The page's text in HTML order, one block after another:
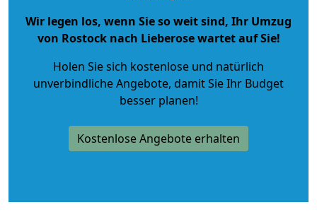
Wir legen los, wenn Sie so weit sind, Ihr Umzug
von Rostock nach Lieberose wartet auf Sie!
Holen Sie sich kostenlose und natürlich
unverbindliche Angebote, damit Sie Ihr Budget
besser planen!
Kostenlose Angebote erhalten